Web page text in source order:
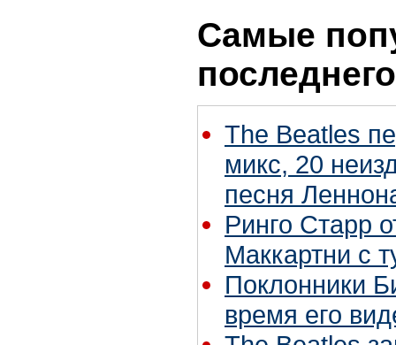
Самые
The Beatles
микс, 20
песня
Ринго Старр
Маккартни с
Поклонники
время его